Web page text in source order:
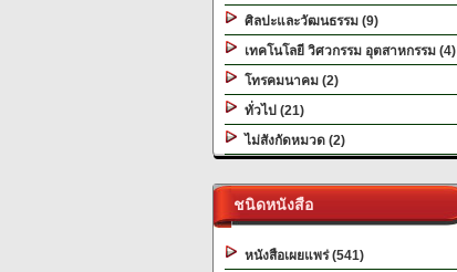
ศิลปะและวัฒนธรรม (9)
เทคโนโลยี วิศวกรรม อุตสาหกรรม (4)
โทรคมนาคม (2)
ทั่วไป (21)
ไม่สังกัดหมวด (2)
ชนิดหนังสือ
หนังสือเผยแพร่ (541)